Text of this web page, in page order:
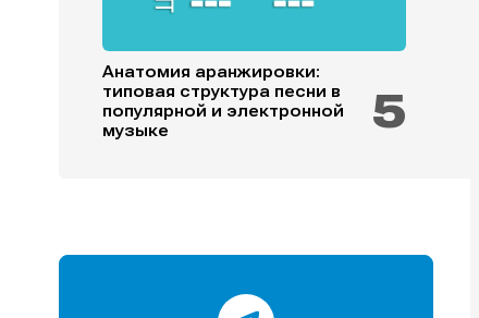
Анатомия аранжировки:
типовая структура песни в
популярной и электронной
музыке